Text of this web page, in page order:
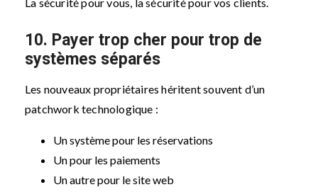
10. Payer trop cher pour trop de
systèmes séparés
Les nouveaux propriétaires héritent souvent d’un
patchwork technologique :
Un système pour les réservations
Un pour les paiements
Un autre pour le site web